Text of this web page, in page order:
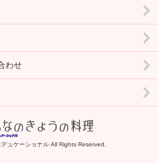
わせ
ュケーショナル All Rights Reserved.